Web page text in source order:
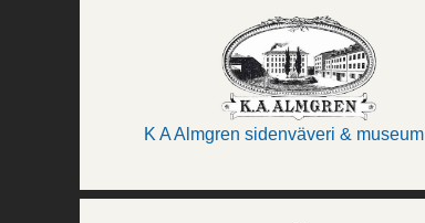
K A Almgren sidenväveri & museum